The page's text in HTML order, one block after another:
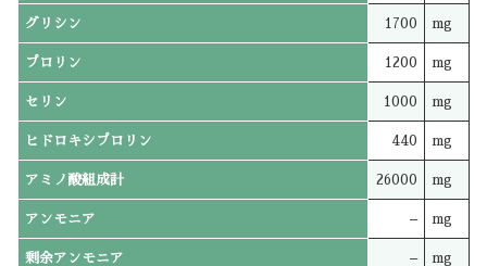
グリシン 1700 mg
プロリン 1200 mg
セリン 1000 mg
ヒドロキシプロリン 440 mg
アミノ酸組成計 26000 mg
アンモニア – mg
剰余アンモニア – mg